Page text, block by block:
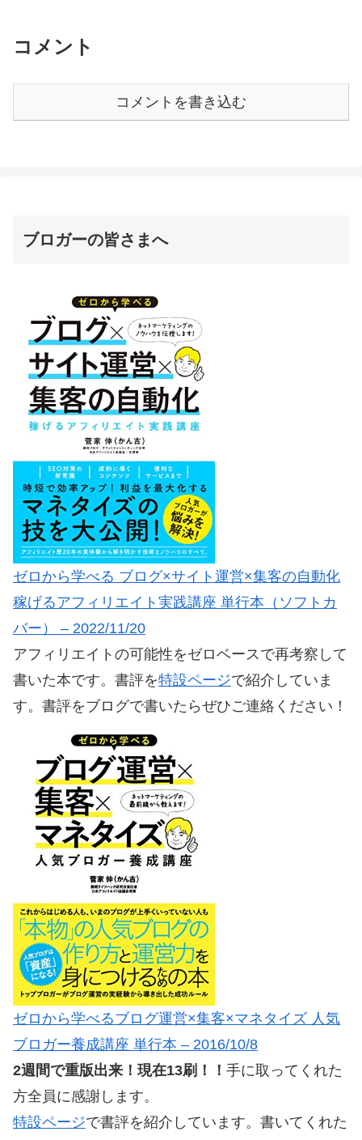
コメント
コメントを書き込む
ブロガーの皆さまへ
ゼロから学べる ブログ×サイト運営×集客の自動化
稼げるアフィリエイト実践講座 単行本（ソフトカ
バー） – 2022/11/20
アフィリエイトの可能性をゼロベースで再考察して
書いた本です。書評を特設ページで紹介していま
す。書評をブログで書いたらぜひご連絡ください！
ゼロから学べるブログ運営×集客×マネタイズ 人気
ブロガー養成講座 単行本 – 2016/10/8
2週間で重版出来！現在13刷！！ 手に取ってくれた
方全員に感謝します。
特設ページで書評を紹介しています。書いてくれた